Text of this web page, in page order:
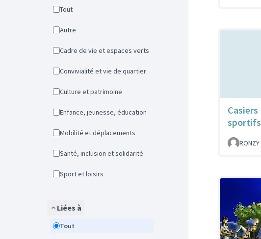
Tout
Autre
Cadre de vie et espaces verts
Convivialité et vie de quartier
Culture et patrimoine
Enfance, jeunesse, éducation
Mobilité et déplacements
Santé, inclusion et solidarité
Sport et loisirs
Liées à
Tout
Casiers
sportifs
RONZY